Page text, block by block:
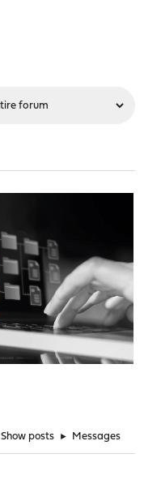
Show posts ► Messages